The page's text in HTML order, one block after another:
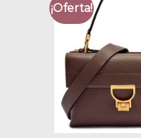
¡Oferta!